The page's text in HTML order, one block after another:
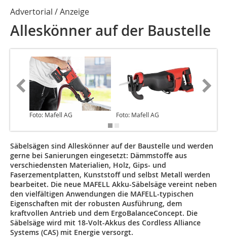
Advertorial / Anzeige
Alleskönner auf der Baustelle
Foto: Mafell AG Foto: Mafell AG
Säbelsägen sind Alleskönner auf der Baustelle und werden
gerne bei Sanierungen eingesetzt: Dämmstoffe aus
verschiedensten Materialien, Holz, Gips- und
Faserzementplatten, Kunststoff und selbst Metall werden
bearbeitet. Die neue MAFELL Akku-Säbelsäge vereint neben
den vielfältigen Anwendungen die MAFELL-typischen
Eigenschaften mit der robusten Ausführung, dem
kraftvollen Antrieb und dem ErgoBalanceConcept. Die
Säbelsäge wird mit 18-Volt-Akkus des Cordless Alliance
Systems (CAS) mit Energie versorgt.